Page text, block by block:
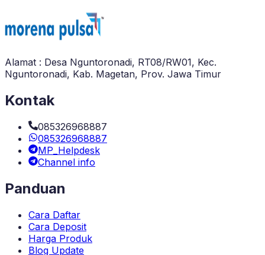
Alamat : Desa Nguntoronadi, RT08/RW01, Kec.
Nguntoronadi, Kab. Magetan, Prov. Jawa Timur
Kontak
085326968887
085326968887
MP_Helpdesk
Channel info
Panduan
Cara Daftar
Cara Deposit
Harga Produk
Blog Update